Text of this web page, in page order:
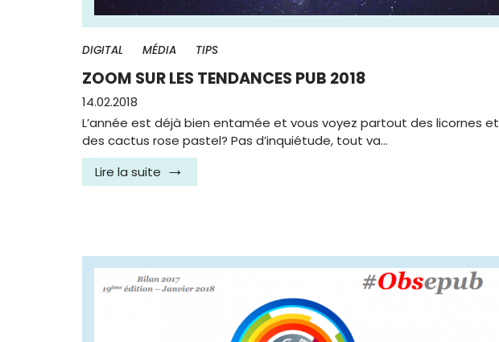
DIGITAL MÉDIA TIPS
ZOOM SUR LES TENDANCES PUB 2018
14.02.2018
L’année est déjà bien entamée et vous voyez partout des licornes et
des cactus rose pastel? Pas d’inquiétude, tout va…
Lire la suite